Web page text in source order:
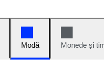
Modă Monede și